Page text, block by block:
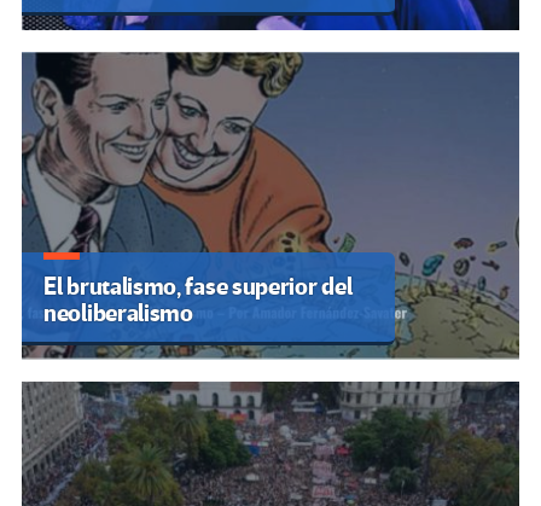
El brutalismo, fase superior del
neoliberalismo